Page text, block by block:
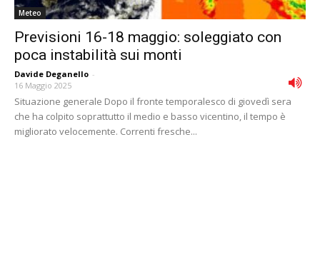
Meteo
Previsioni 16-18 maggio: soleggiato con
poca instabilità sui monti
Davide Deganello -
16 Maggio 2025
Situazione generale Dopo il fronte temporalesco di giovedì sera
che ha colpito soprattutto il medio e basso vicentino, il tempo è
migliorato velocemente. Correnti fresche...